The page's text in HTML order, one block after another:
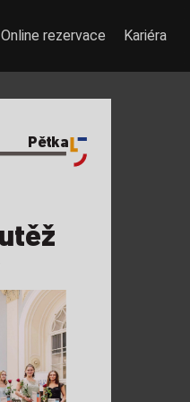
Pětka
Online rezervace Kariéra